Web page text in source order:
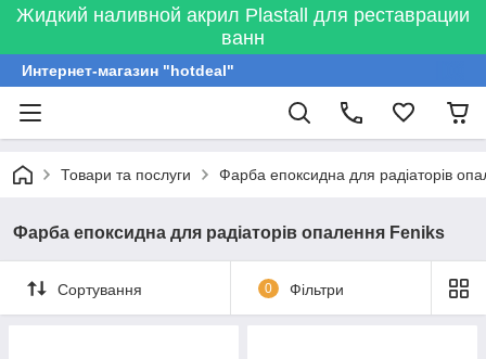
Жидкий наливной акрил Plastall для реставрации
ванн
Интернет-магазин "hotdeal"
Товари та послуги Фарба епоксидна для радіаторів
Фарба епоксидна для радіаторів опалення Feniks
Сортування 0 Фільтри